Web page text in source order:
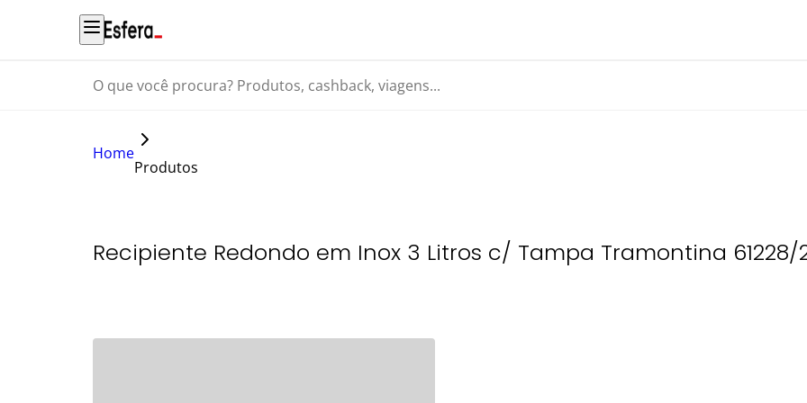
O que você procura? Produtos, cashback, viagens...
Home
Produtos
Recipiente Redondo em Inox 3 Litros c/ Tampa Tramontina 61228/